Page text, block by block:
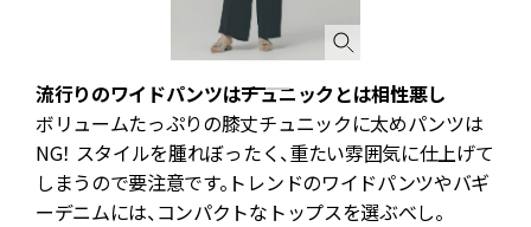
流行りのワイドパンツはチュニックとは相性悪し
ボリュームたっぷりの膝丈チュニックに太めパンツは
NG！ スタイルを腫れぼったく、重たい雰囲気に仕上げて
しまうので要注意です。トレンドのワイドパンツやバギ
ーデニムには、コンパクトなトップスを選ぶべし。